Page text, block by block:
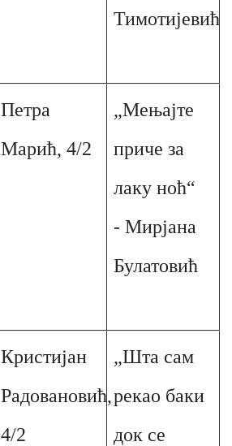
Тимотијевић
Петра
Марић, 4/2
„Мењаjте
приче за
лаку ноћ“
- Мирјана
Булатовић
Кристијан
Радовановић,
4/2
„Шта сам
рекао баки
док се